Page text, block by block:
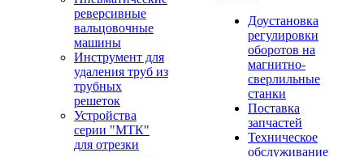
реверсивные
вальцовочные
машины
Инструмент для
удаления труб из
трубных
решеток
Устройства
серии "МТК"
для отрезки
Доустановка
регулировки
оборотов на
магнитно-
сверлильные
станки
Поставка
запчастей
Техническое
обслуживание